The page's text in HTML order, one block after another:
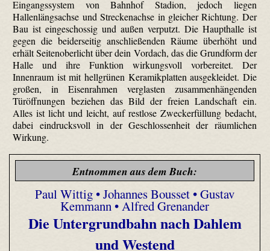
Eingangssystem von Bahnhof Stadion, jedoch liegen
Hallenlängsachse und Streckenachse in gleicher Richtung. Der
Bau ist eingeschossig und außen verputzt. Die Haupthalle ist
gegen die beiderseitig anschließenden Räume überhöht und
erhält Seitenoberlicht über dein Vordach, das die Grundform der
Halle und ihre Funktion wirkungsvoll vorbereitet. Der
Innenraum ist mit hellgrünen Keramikplatten ausgekleidet. Die
großen, in Eisenrahmen verglasten zusammenhängenden
Türöffnungen beziehen das Bild der freien Landschaft ein.
Alles ist licht und leicht, auf restlose Zweckerfüllung bedacht,
dabei eindrucksvoll in der Geschlossenheit der räumlichen
Wirkung.
Entnommen aus dem Buch:
Paul Wittig • Johannes Bousset • Gustav
Kemmann • Alfred Grenander
Die Untergrundbahn nach Dahlem
und Westend